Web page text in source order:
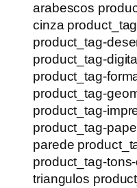
arabescos
cinza
product_tag-
product_tag-
product_tag-
product_tag-
product_tag-
product_tag-
parede
product_tag-
triangulos